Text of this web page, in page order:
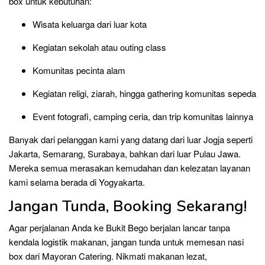
Wisata keluarga dari luar kota
Kegiatan sekolah atau outing class
Komunitas pecinta alam
Kegiatan religi, ziarah, hingga gathering komunitas sepeda
Event fotografi, camping ceria, dan trip komunitas lainnya
Banyak dari pelanggan kami yang datang dari luar Jogja seperti
Jakarta, Semarang, Surabaya, bahkan dari luar Pulau Jawa.
Mereka semua merasakan kemudahan dan kelezatan layanan
kami selama berada di Yogyakarta.
Jangan Tunda, Booking Sekarang!
Agar perjalanan Anda ke Bukit Bego berjalan lancar tanpa
kendala logistik makanan, jangan tunda untuk memesan nasi
box dari Mayoran Catering. Nikmati makanan lezat,